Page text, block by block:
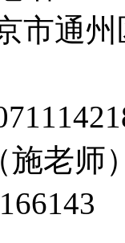
市通
施老师